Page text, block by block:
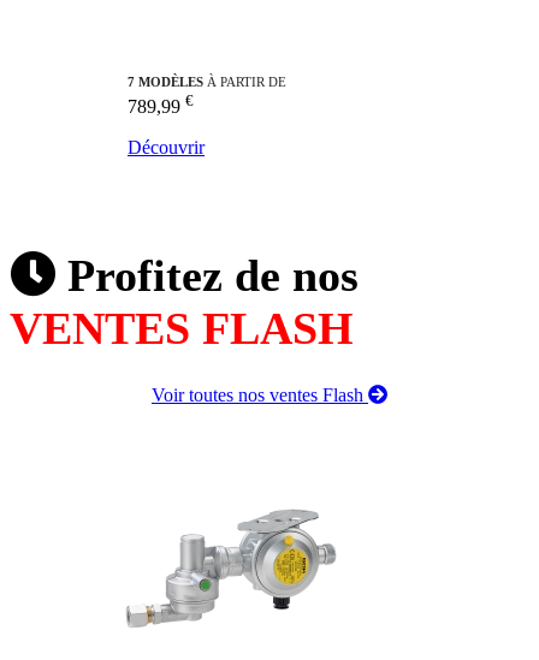
7 MODÈLES À PARTIR DE
789,99 €
Découvrir
Profitez de nos
VENTES FLASH
Voir toutes nos ventes Flash